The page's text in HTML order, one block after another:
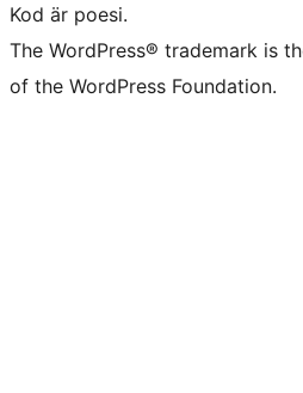
Kod är poesi.
The WordPress® trademark is
of the WordPress Foundation.